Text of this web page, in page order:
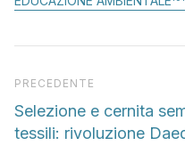
Articolo precedente
PRECEDENTE
Selezione e cernita
tessili: rivoluzione